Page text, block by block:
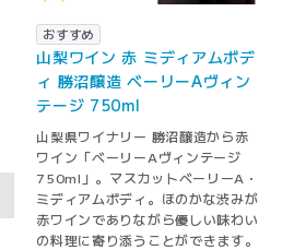
おすすめ
山梨ワイン 赤 ミディアムボデ
ィ 勝沼醸造 ベーリーAヴィン
テージ 750ml
山梨県ワイナリー 勝沼醸造から赤
ワイン「ベーリーAヴィンテージ
750ml」。マスカットベーリーA・
ミディアムボディ。ほのかな渋みが
赤ワインでありながら優しい味わい
の料理に寄り添うことができます。